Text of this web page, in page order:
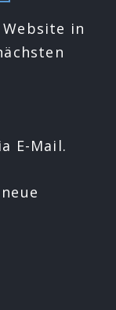
Website in
E-Mail.